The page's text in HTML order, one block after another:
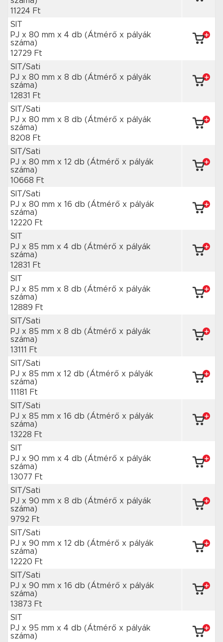
11224 Ft
SIT
PJ x 80 mm x 4 db (Átmérő x pályák
száma)
12729 Ft
SIT/Sati
PJ x 80 mm x 8 db (Átmérő x pályák
száma)
12831 Ft
SIT/Sati
PJ x 80 mm x 8 db (Átmérő x pályák
száma)
8208 Ft
SIT/Sati
PJ x 80 mm x 12 db (Átmérő x pályák
száma)
10668 Ft
SIT/Sati
PJ x 80 mm x 16 db (Átmérő x pályák
száma)
12220 Ft
SIT
PJ x 85 mm x 4 db (Átmérő x pályák
száma)
12831 Ft
SIT
PJ x 85 mm x 8 db (Átmérő x pályák
száma)
12889 Ft
SIT/Sati
PJ x 85 mm x 8 db (Átmérő x pályák
száma)
13111 Ft
SIT/Sati
PJ x 85 mm x 12 db (Átmérő x pályák
száma)
11181 Ft
SIT/Sati
PJ x 85 mm x 16 db (Átmérő x pályák
száma)
13228 Ft
SIT
PJ x 90 mm x 4 db (Átmérő x pályák
száma)
13077 Ft
SIT/Sati
PJ x 90 mm x 8 db (Átmérő x pályák
száma)
9792 Ft
SIT/Sati
PJ x 90 mm x 12 db (Átmérő x pályák
száma)
12220 Ft
SIT/Sati
PJ x 90 mm x 16 db (Átmérő x pályák
száma)
13873 Ft
SIT
PJ x 95 mm x 4 db (Átmérő x pályák
száma)